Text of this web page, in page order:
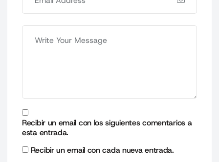
Recibir un email con los siguientes comentarios a
esta entrada.
Recibir un email con cada nueva entrada.